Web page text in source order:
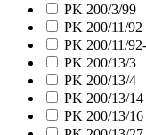
PK 200/3/99
PK 200/11/92
PK 200/11/
PK 200/13/3
PK 200/13/4
PK 200/13/14
PK 200/13/16